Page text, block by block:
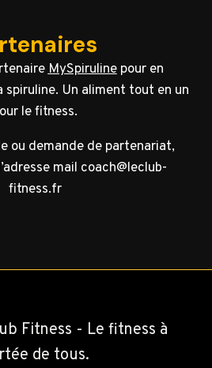
MySpirulinepour en
spiruline. Un aliment tout en un
le fitness.
ou demande de partenariat,
mail coach@leclub-
fitness.fr
Fitness - Le fitness à
de tous.